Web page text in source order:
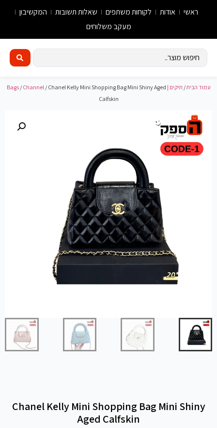
ראשי אודות לקוחות משתפים שאלות תשובות
המקשיבון
מעקב משלוחים
עמוד הבית/ תיקים | Bags / Channel/ Chanel Kelly Mini Shopping Bag Mini Shiny Aged
Calfskin
Chanel Kelly Mini Shopping Bag Mini Shiny
Aged Calfskin